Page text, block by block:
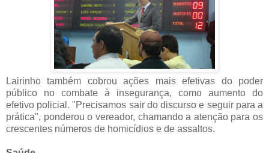
Lairinho também cobrou ações mais efetivas do poder
público no combate à insegurança, como aumento do
efetivo policial. "Precisamos sair do discurso e seguir para a
prática", ponderou o vereador, chamando a atenção para os
crescentes números de homicídios e de assaltos.